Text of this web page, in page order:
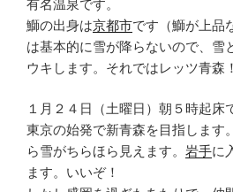
有名温泉です。
鰤の出身は京都市です（鰤が上品
は基本的に雪が降らないので、雪
ウキします。それではレッツ青森！
１月２４日（土曜日）朝５時起床
東京の始発で新青森を目指します
ら雪がちらほら見えます。 岩手に
ます。いいぞ！